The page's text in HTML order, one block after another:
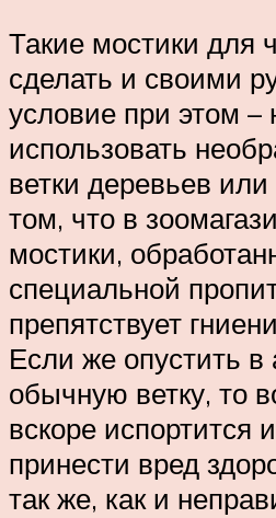
Такие мостики для
сделать и своими
условие при этом –
использовать
ветки деревьев
том, что в
мостики,
специальной
препятствует
Если же опустить в
обычную ветку, то
вскоре испортится
принести вред
так же, как и